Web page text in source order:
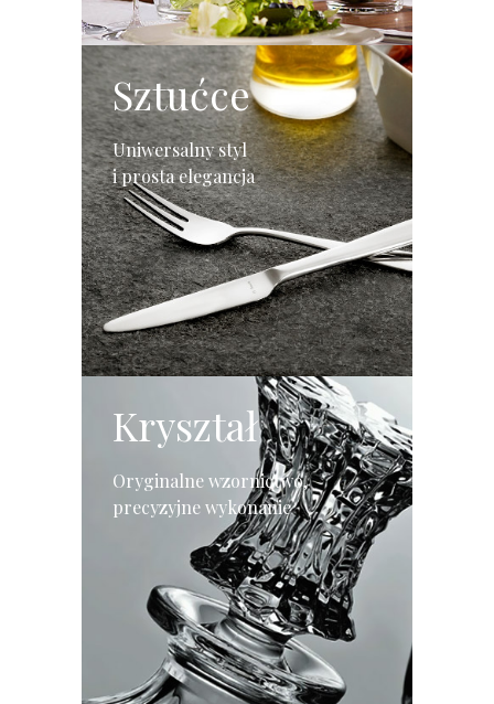
Sztućce
Uniwersalny styl
i prosta elegancja
Kryształ
Oryginalne wzornictwo,
precyzyjne wykonanie